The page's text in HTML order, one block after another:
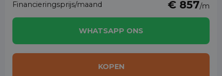
Financieringsprijs/maand € 857/m
WHATSAPP ONS
KOPEN